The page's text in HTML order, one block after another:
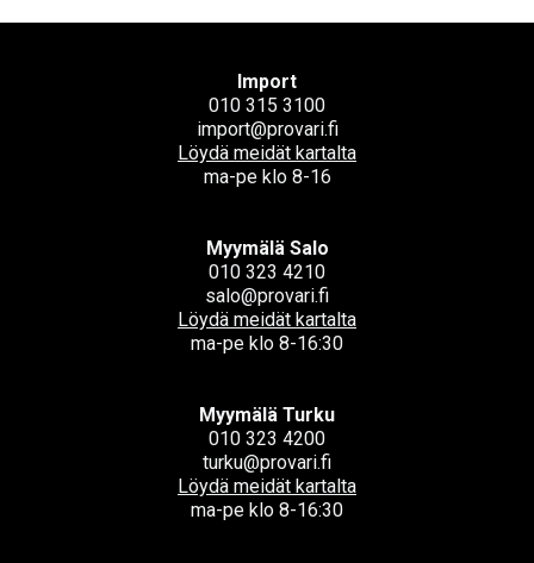
Import
010 315 3100
import@provari.fi
Löydä meidät kartalta
ma-pe klo 8-16
Myymälä Salo
010 323 4210
salo@provari.fi
Löydä meidät kartalta
ma-pe klo 8-16:30
Myymälä Turku
010 323 4200
turku@provari.fi
Löydä meidät kartalta
ma-pe klo 8-16:30